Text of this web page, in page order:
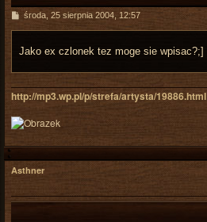
P
t
środa, 25 sierpnia 2004, 12:57
Jako ex czlonek tez moge sie wpisac?;]
http://mp3.wp.pl/p/strefa/artysta/19886.html
Asthner